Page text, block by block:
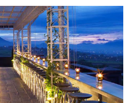
destinasi yang menarik.
gathering perlu dikemas secra
beberapa tempat wisata di
Berikut ini beberapa ulasan tempat
yang kami ambil dari sumber
40 Tempat Wisata di Majalengka &
Barat ini pada awalnya bernama